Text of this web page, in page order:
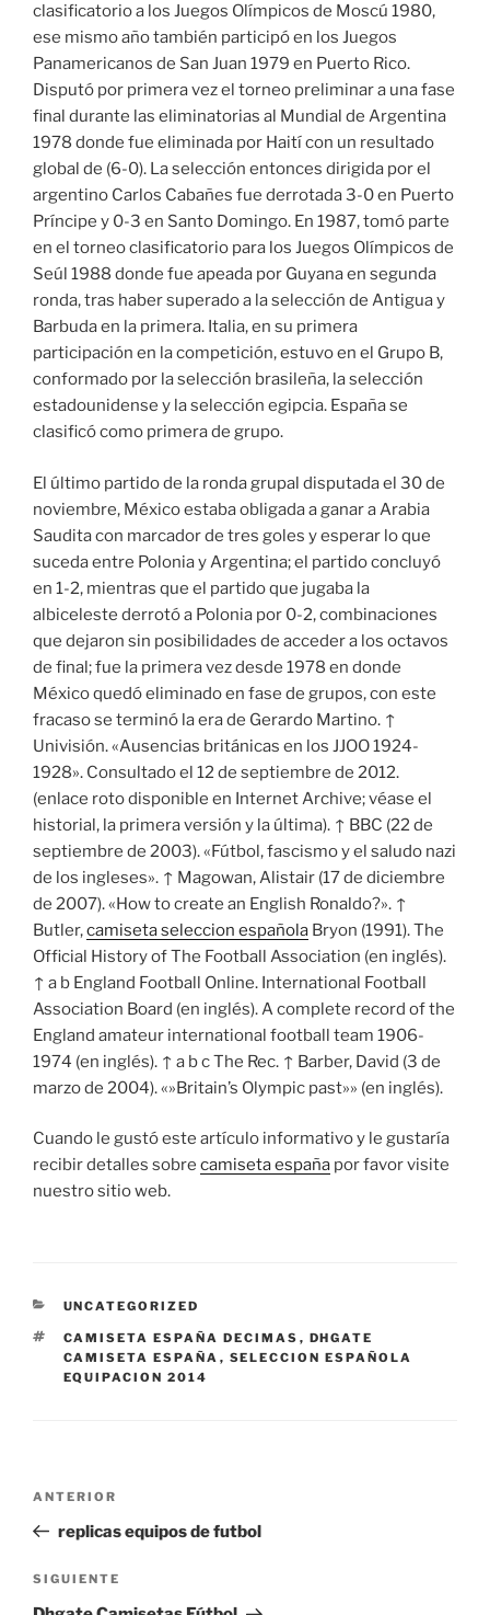
clasificatorio a los Juegos Olímpicos de Moscú 1980,
ese mismo año también participó en los Juegos
Panamericanos de San Juan 1979 en Puerto Rico.
Disputó por primera vez el torneo preliminar a una fase
final durante las eliminatorias al Mundial de Argentina
1978 donde fue eliminada por Haití con un resultado
global de (6-0). La selección entonces dirigida por el
argentino Carlos Cabañes fue derrotada 3-0 en Puerto
Príncipe y 0-3 en Santo Domingo. En 1987, tomó parte
en el torneo clasificatorio para los Juegos Olímpicos de
Seúl 1988 donde fue apeada por Guyana en segunda
ronda, tras haber superado a la selección de Antigua y
Barbuda en la primera. Italia, en su primera
participación en la competición, estuvo en el Grupo B,
conformado por la selección brasileña, la selección
estadounidense y la selección egipcia. España se
clasificó como primera de grupo.
El último partido de la ronda grupal disputada el 30 de
noviembre, México estaba obligada a ganar a Arabia
Saudita con marcador de tres goles y esperar lo que
suceda entre Polonia y Argentina; el partido concluyó
en 1-2, mientras que el partido que jugaba la
albiceleste derrotó a Polonia por 0-2, combinaciones
que dejaron sin posibilidades de acceder a los octavos
de final; fue la primera vez desde 1978 en donde
México quedó eliminado en fase de grupos, con este
fracaso se terminó la era de Gerardo Martino. ↑
Univisión. «Ausencias británicas en los JJOO 1924-
1928». Consultado el 12 de septiembre de 2012.
(enlace roto disponible en Internet Archive; véase el
historial, la primera versión y la última). ↑ BBC (22 de
septiembre de 2003). «Fútbol, fascismo y el saludo nazi
de los ingleses». ↑ Magowan, Alistair (17 de diciembre
de 2007). «How to create an English Ronaldo?». ↑
Butler,camiseta seleccion española Bryon (1991). The
Official History of The Football Association (en inglés).
↑ a b England Football Online. International Football
Association Board (en inglés). A complete record of the
England amateur international football team 1906-
1974 (en inglés). ↑ a b c The Rec. ↑ Barber, David (3 de
marzo de 2004). «»Britain’s Olympic past»» (en inglés).
Cuando le gustó este artículo informativo y le gustaría
recibir detalles sobre camiseta españa por favor visite
nuestro sitio web.
CATEGORÍAS
UNCATEGORIZED
ETIQUETAS
CAMISETA ESPAÑA DECIMAS , DHGATE
CAMISETA ESPAÑA , SELECCION ESPAÑOLA
EQUIPACION 2014
entradas
Entrada
anterior:
ANTERIOR
replicas equipos de futbol
Siguiente
entrada
SIGUIENTE